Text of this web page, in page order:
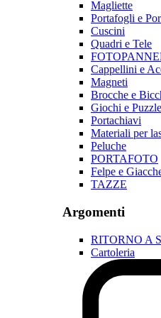
Magliette
Portafogli e
Cuscini
Quadri e Tele
Cappellini e
Magneti
Brocche e
Giochi e Puzzle
Portachiavi
Materiali per
Peluche
PORTAFOTO
Felpe e
TAZZE
Argomenti
RITORNO A
Cartoleria